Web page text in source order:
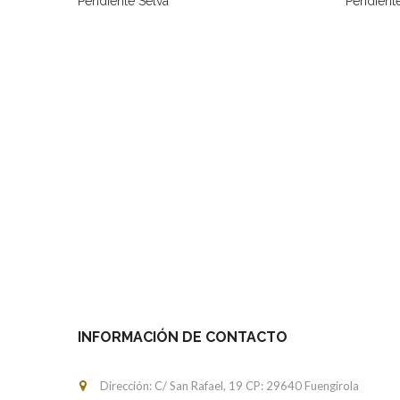
INFORMACIÓN DE CONTACTO
Dirección: C/ San Rafael, 19 CP: 29640 Fuengirola